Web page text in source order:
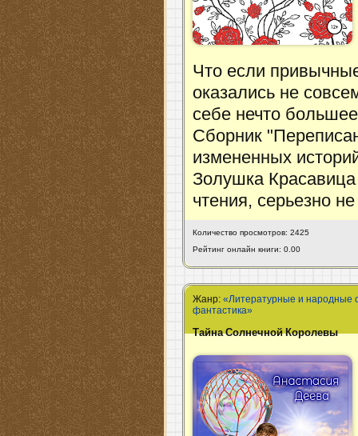
Что если
оказались не
себе нечто
Сборник
измененных
Золушка
чтения, серьезно
Количество просмотров: 2425
Рейтинг онлайн книги: 0.00
Жанр:«Литературные и народные
фантастика»
Тайна Солнечной Королевы